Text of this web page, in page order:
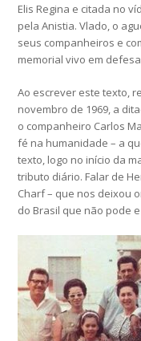
Elis Regina e citada no
pela Anistia. Vlado, o
seus companheiros e
memorial vivo em
Ao escrever este texto,
novembro de 1969, a
o companheiro Carlos
fé na humanidade – a
texto, logo no início da
tributo diário. Falar de
Charf – que nos deixou
do Brasil que não pode